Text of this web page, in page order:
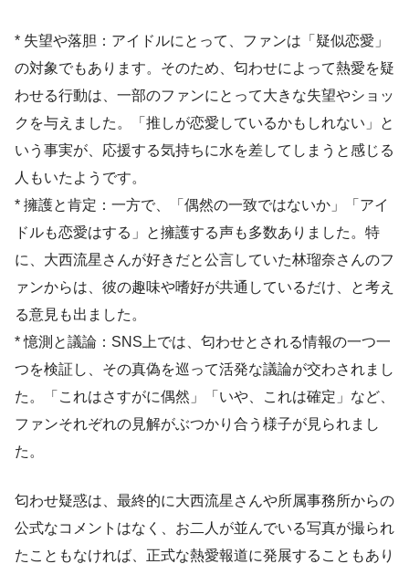
* 失望や落胆：アイドルにとって、ファンは「疑似恋愛」
の対象でもあります。そのため、匂わせによって熱愛を疑
わせる行動は、一部のファンにとって大きな失望やショッ
クを与えました。「推しが恋愛しているかもしれない」と
いう事実が、応援する気持ちに水を差してしまうと感じる
人もいたようです。
* 擁護と肯定：一方で、「偶然の一致ではないか」「アイ
ドルも恋愛はする」と擁護する声も多数ありました。特
に、大西流星さんが好きだと公言していた林瑠奈さんのフ
ァンからは、彼の趣味や嗜好が共通しているだけ、と考え
る意見も出ました。
* 憶測と議論：SNS上では、匂わせとされる情報の一つ一
つを検証し、その真偽を巡って活発な議論が交わされまし
た。「これはさすがに偶然」「いや、これは確定」など、
ファンそれぞれの見解がぶつかり合う様子が見られまし
た。
匂わせ疑惑は、最終的に大西流星さんや所属事務所からの
公式なコメントはなく、お二人が並んでいる写真が撮られ
たこともなければ、正式な熱愛報道に発展することもあり